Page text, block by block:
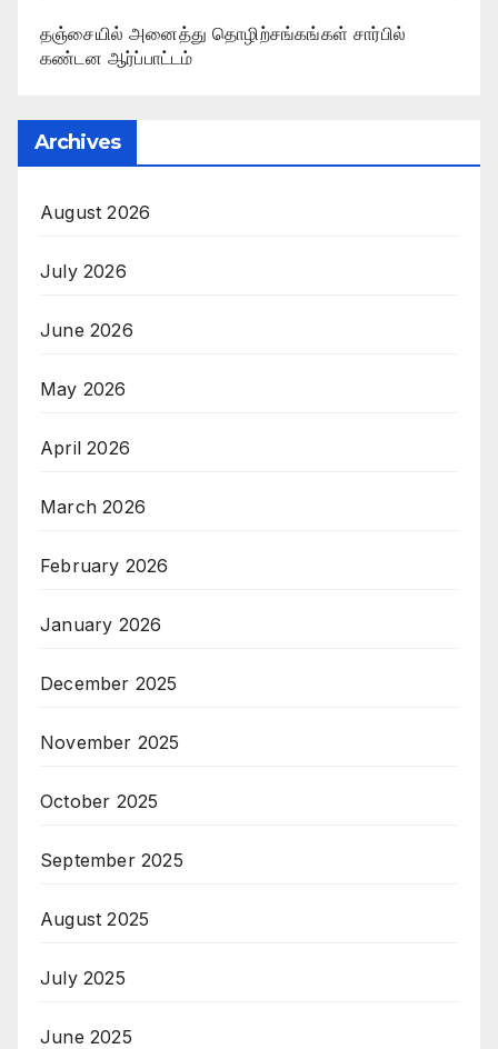
தஞ்சையில் அனைத்து தொழிற்சங்கங்கள் சார்பில்
கண்டன ஆர்ப்பாட்டம்
Archives
August 2026
July 2026
June 2026
May 2026
April 2026
March 2026
February 2026
January 2026
December 2025
November 2025
October 2025
September 2025
August 2025
July 2025
June 2025